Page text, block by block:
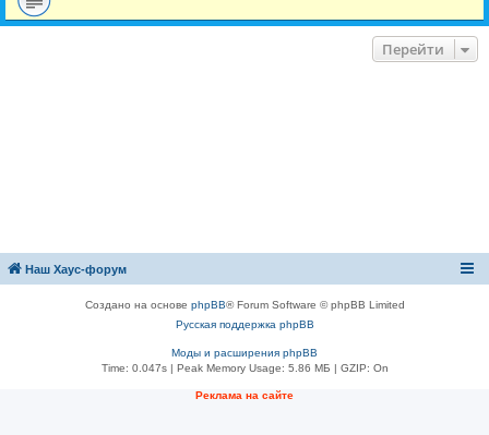
Перейти
Наш Хаус-форум
Создано на основе phpBB® Forum Software © phpBB Limited
Русская поддержка phpBB
Моды и расширения phpBB
Time: 0.047s| Peak Memory Usage: 5.86 МБ | GZIP: On
Реклама на сайте